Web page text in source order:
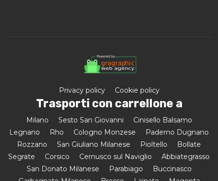
Privacy policy Cookie policy
Trasporti con carrellone a
Milano Sesto San Giovanni
Cinisello Balsamo
Legnano
Rho Cologno Monzese
Paderno Dugnano
Rozzano
San Giuliano Milanese Pioltello
Bollate
Segrate
Corsico Cernusco sul Naviglio
Abbiategrasso
San Donato Milanese
Parabiago
Buccinasco